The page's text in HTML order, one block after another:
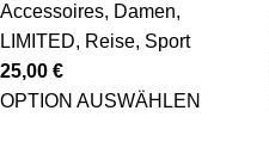
Accessoires, Damen,
LIMITED, Reise, Sport
25,00 €
OPTION AUSWÄHLEN